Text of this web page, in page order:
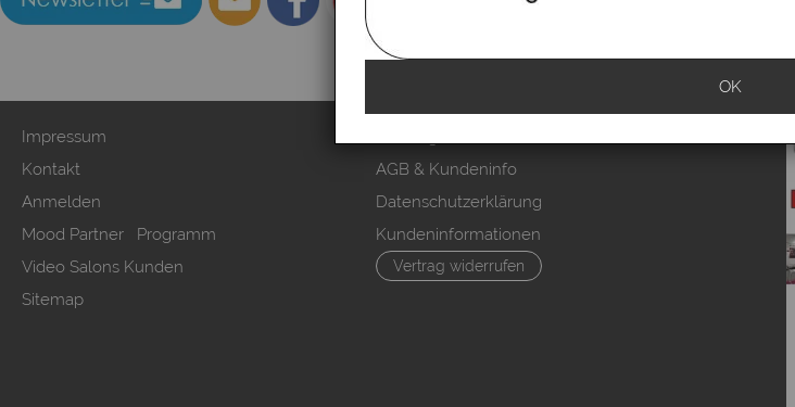
Impressum
Kontakt
Anmelden
Mood Partner Programm
Video Salons Kunden
Sitemap
AGB & Kundeninfo
Datenschutzerklärung
Kundeninformationen
Vertrag widerrufen
OK